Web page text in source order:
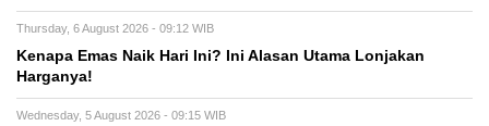
Thursday, 6 August 2026 - 09:12 WIB
Kenapa Emas Naik Hari Ini? Ini Alasan Utama Lonjakan
Harganya!
Wednesday, 5 August 2026 - 09:15 WIB